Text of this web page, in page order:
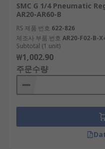
SMC G 1/4 Pneumatic
AR20-AR60-B
RS 제품 번호 622-826
제조사 부품 번호 AR20-F02-B-
Subtotal (1 unit)
₩1,002.90
주문수량